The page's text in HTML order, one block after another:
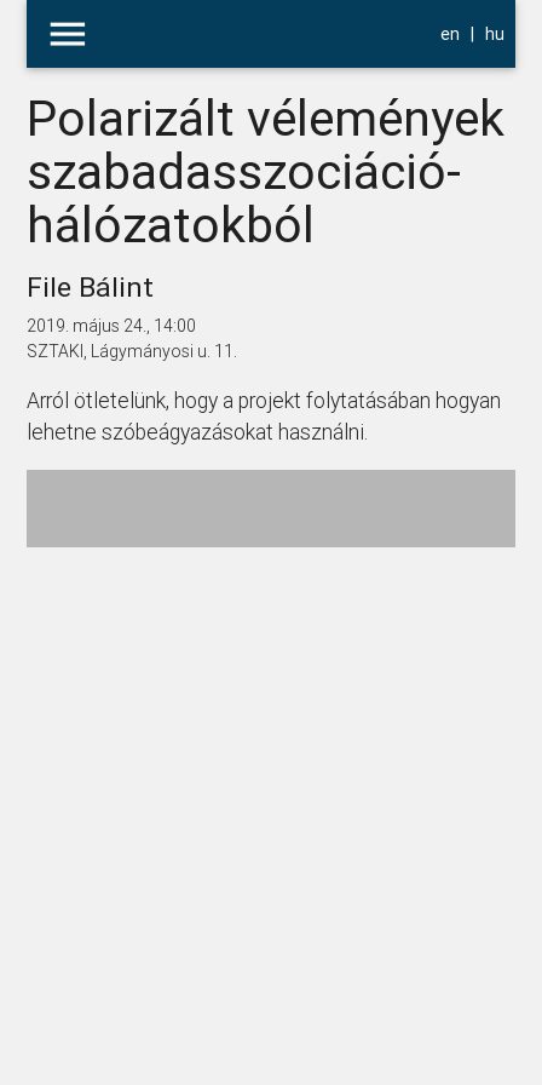
menu en | hu
Polarizált vélemények
szabadasszociáció-
hálózatokból
File Bálint
2019. május 24., 14:00
SZTAKI, Lágymányosi u. 11.
Arról ötletelünk, hogy a projekt folytatásában hogyan
lehetne szóbeágyazásokat használni.